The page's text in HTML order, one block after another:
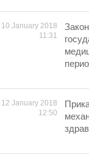
10 January 2018
11:31
12 January 2018
12:50